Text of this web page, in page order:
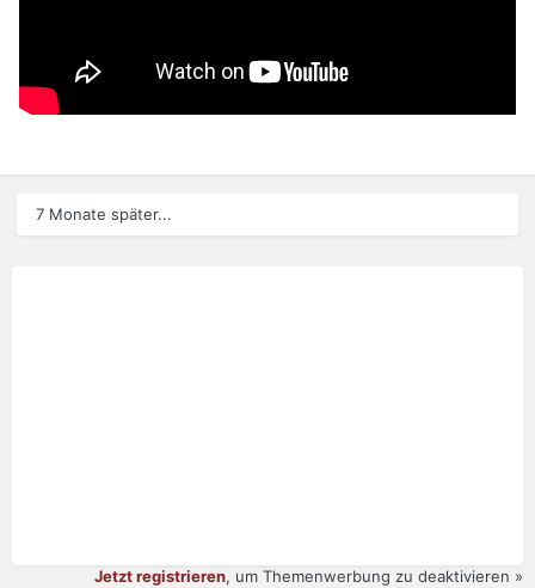
7 Monate später...
Jetzt registrieren, um Themenwerbung zu deaktivieren »